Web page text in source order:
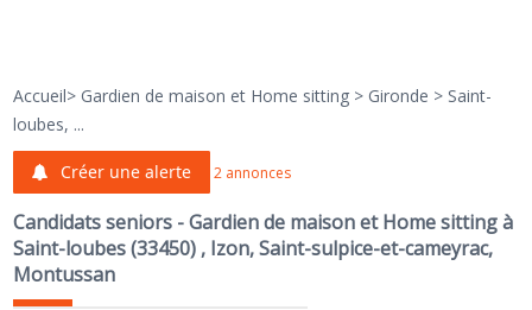
Accueil> Gardien de maison et Home sitting > Gironde > Saint-
loubes, ...
Créer une alerte 2 annonces
Candidats seniors - Gardien de maison et Home sitting à
Saint-loubes (33450) , Izon, Saint-sulpice-et-cameyrac,
Montussan